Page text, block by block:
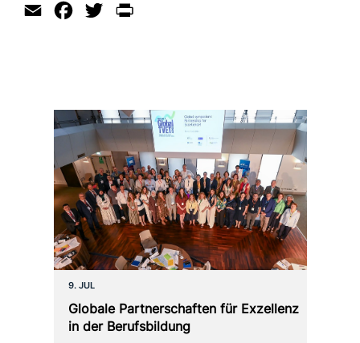
Email Facebook
Twitter
9. JUL
Globale Partnerschaften für Exzellenz
in der Berufsbildung